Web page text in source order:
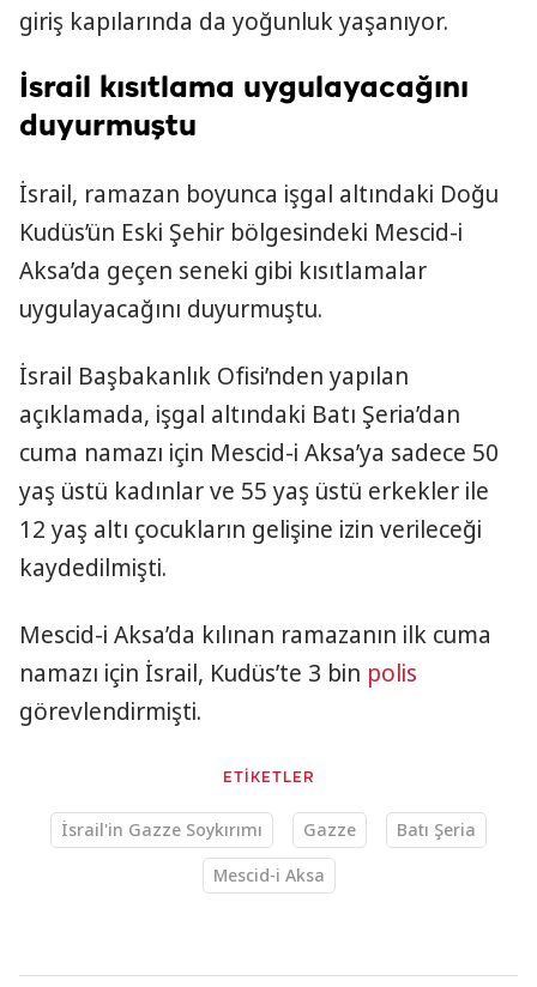
giriş kapılarında da yoğunluk yaşanıyor.
İsrail kısıtlama uygulayacağını
duyurmuştu
İsrail, ramazan boyunca işgal altındaki Doğu
Kudüs’ün Eski Şehir bölgesindeki Mescid-i
Aksa’da geçen seneki gibi kısıtlamalar
uygulayacağını duyurmuştu.
İsrail Başbakanlık Ofisi’nden yapılan
açıklamada, işgal altındaki Batı Şeria’dan
cuma namazı için Mescid-i Aksa’ya sadece 50
yaş üstü kadınlar ve 55 yaş üstü erkekler ile
12 yaş altı çocukların gelişine izin verileceği
kaydedilmişti.
Mescid-i Aksa’da kılınan ramazanın ilk cuma
namazı için İsrail, Kudüs’te 3 bin polis
görevlendirmişti.
ETİKETLER
İsrail'in Gazze Soykırımı Gazze
Batı Şeria
Mescid-i Aksa